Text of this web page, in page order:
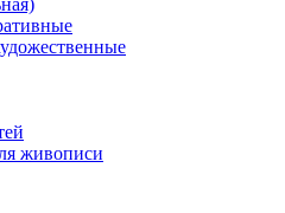
живописи